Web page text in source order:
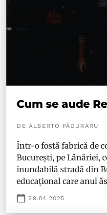
Cum se aude
DE ALBERTO PĂDURARU
Într-o fostă fabrică de
București, pe Lânăriei,
inundabilă stradă din
educațional care anul
29.04.2025